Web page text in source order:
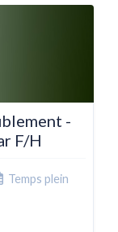
-
F/H
Temps plein